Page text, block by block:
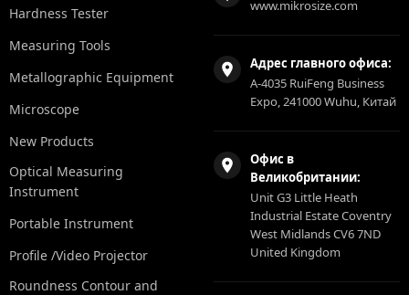
Hardness Tester
Measuring Tools
Metallographic Equipment
Microscope
New Products
Optical Measuring
Instrument
Portable Instrument
Profile /Video Projector
Roundness Contour and
www.mikrosize.com
Адрес главного офиса:
A-4035 RuiFeng Business
Expo, 241000 Wuhu, Китай
Офис в
Великобритании:
Unit G3 Little Heath
Industrial Estate Coventry
West Midlands CV6 7ND
United Kingdom